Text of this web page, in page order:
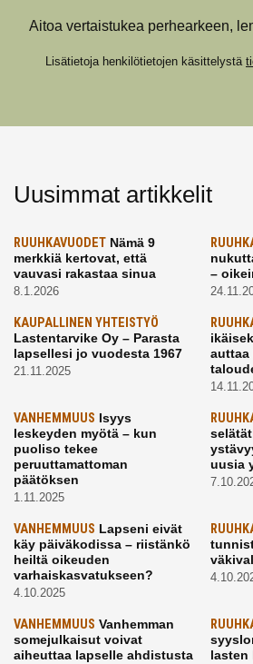
Aitoa vertaistukea perhearkeen,
Lisätietoja henkilötietojen käsittelystä
Uusimmat artikkelit
RUUHKAVUODET Nämä 9
merkkiä kertovat, että
vauvasi rakastaa sinua
8.1.2026
–
KAUPALLINEN YHTEISTYÖ
Lastentarvike Oy – Parasta
lapsellesi jo vuodesta 1967
21.11.2025
auttaa
VANHEMMUUS Isyys
leskeyden myötä – kun
puoliso tekee
peruuttamattoman
päätöksen
1.11.2025
uusia
VANHEMMUUS Lapseni eivät
käy päiväkodissa – riistänkö
heiltä oikeuden
varhaiskasvatukseen?
4.10.2025
VANHEMMUUS Vanhemman
somejulkaisut voivat
aiheuttaa lapselle ahdistusta
lasten